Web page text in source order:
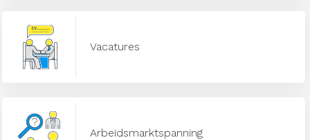
Vacatures
Arbeidsmarktspanning